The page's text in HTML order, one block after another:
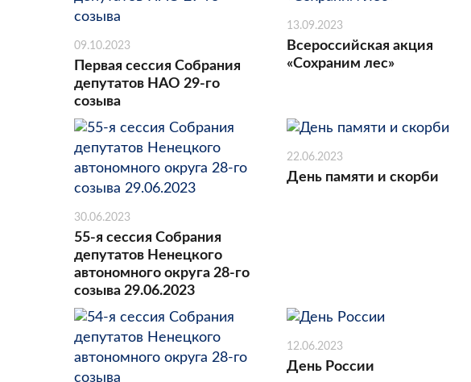
09.10.2023
Первая сессия Собрания
депутатов НАО 29-го
созыва
13.09.2023
Всероссийская акция
«Сохраним лес»
30.06.2023
55-я сессия Собрания
депутатов Ненецкого
автономного округа 28-го
созыва 29.06.2023
22.06.2023
День памяти и скорби
12.06.2023
День России